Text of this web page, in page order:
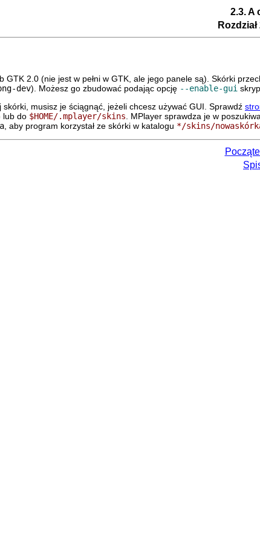
2.3. A
GTK 2.0 (nie jest w pełni w GTK, ale jego panele są). Skórki
dev). Możesz go zbudować podając opcję --enable-gui
skórki, musisz je ściągnąć, jeżeli chcesz używać GUI. Sprawdź
lub do $HOME/.mplayer/skins MPlayer sprawdza je w
, aby program korzystał ze skórki w katalogu */skins/